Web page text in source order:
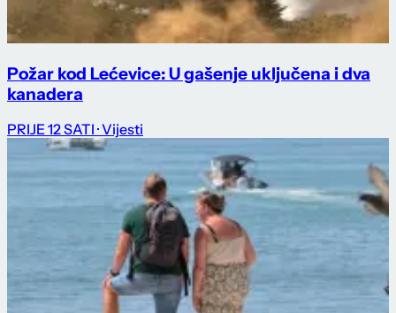
Požar kod Lećevice: U gašenje uključena i dva
kanadera
PRIJE 12 SATI · Vijesti